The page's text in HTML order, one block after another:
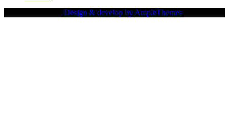
Design & develop by AmpleThemes